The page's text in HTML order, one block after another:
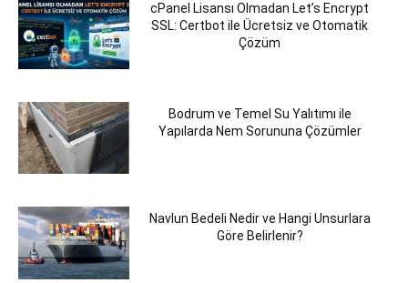
cPanel Lisansı Olmadan Let’s Encrypt
SSL: Certbot ile Ücretsiz ve Otomatik
Çözüm
Bodrum ve Temel Su Yalıtımı ile
Yapılarda Nem Sorununa Çözümler
Navlun Bedeli Nedir ve Hangi Unsurlara
Göre Belirlenir?